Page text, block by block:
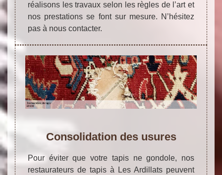
réalisons les travaux selon les règles de l’art et
nos prestations se font sur mesure. N’hésitez
pas à nous contacter.
Consolidation des usures
Pour éviter que votre tapis ne gondole, nos
restaurateurs de tapis à Les Ardillats peuvent